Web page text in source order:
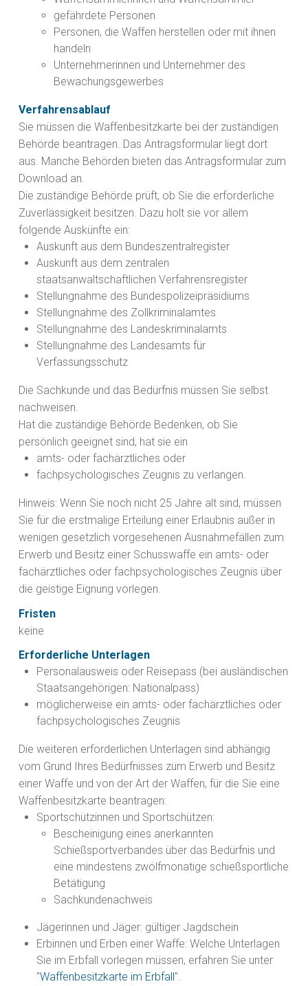
gefährdete Personen
Personen, die Waffen herstellen oder mit ihnen
handeln
Unternehmerinnen und Unternehmer des
Bewachungsgewerbes
Verfahrensablauf
Sie müssen die Waffenbesitzkarte bei der zuständigen
Behörde beantragen. Das Antragsformular liegt dort
aus. Manche Behörden bieten das Antragsformular zum
Download an.
Die zuständige Behörde prüft, ob Sie die erforderliche
Zuverlässigkeit besitzen. Dazu holt sie vor allem
folgende Auskünfte ein:
Auskunft aus dem Bundeszentralregister
Auskunft aus dem zentralen
staatsanwaltschaftlichen Verfahrensregister
Stellungnahme des Bundespolizeipräsidiums
Stellungnahme des Zollkriminalamtes
Stellungnahme des Landeskriminalamts
Stellungnahme des Landesamts für
Verfassungsschutz
Die Sachkunde und das Bedürfnis müssen Sie selbst
nachweisen.
Hat die zuständige Behörde Bedenken, ob Sie
persönlich geeignet sind, hat sie ein
amts- oder fachärztliches oder
fachpsychologisches Zeugnis zu verlangen.
Hinweis: Wenn Sie noch nicht 25 Jahre alt sind, müssen
Sie für die erstmalige Erteilung einer Erlaubnis außer in
wenigen gesetzlich vorgesehenen Ausnahmefällen zum
Erwerb und Besitz einer Schusswaffe ein amts- oder
fachärztliches oder fachpsychologisches Zeugnis über
die geistige Eignung vorlegen.
Fristen
keine
Erforderliche Unterlagen
Personalausweis oder Reisepass (bei ausländischen
Staatsangehörigen: Nationalpass)
möglicherweise ein amts- oder fachärztliches oder
fachpsychologisches Zeugnis
Die weiteren erforderlichen Unterlagen sind abhängig
vom Grund Ihres Bedürfnisses zum Erwerb und Besitz
einer Waffe und von der Art der Waffen, für die Sie eine
Waffenbesitzkarte beantragen:
Sportschützinnen und Sportschützen:
Bescheinigung eines anerkannten
Schießsportverbandes über das Bedürfnis und
eine mindestens zwölfmonatige schießsportliche
Betätigung
Sachkundenachweis
Jägerinnen und Jäger: gültiger Jagdschein
Erbinnen und Erben einer Waffe: Welche Unterlagen
Sie im Erbfall vorlegen müssen, erfahren Sie unter
"Waffenbesitzkarte im Erbfall ".